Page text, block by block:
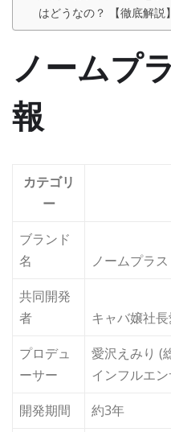
はどうなの？ 【徹底解説】
ノームプ
報
カテゴリ
ー
ブランド
名
ノームプラ
共同開発
者
キャバ嬢社
プロデュ
ーサー
愛沢えみり (
インフルエ
開発期間
約3年